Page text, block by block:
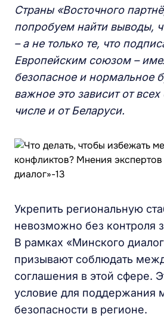
Страны «Восточного
попробуем найти выводы,
– а не только те, что
Европейским союзом –
безопасное и нормальное
важное это зависит от
числе и от Беларуси.
Укрепить региональную
невозможно без контроля
В рамках «Минского
призывают соблюдать
соглашения в этой сфере.
условие для поддержания
безопасности в регионе.